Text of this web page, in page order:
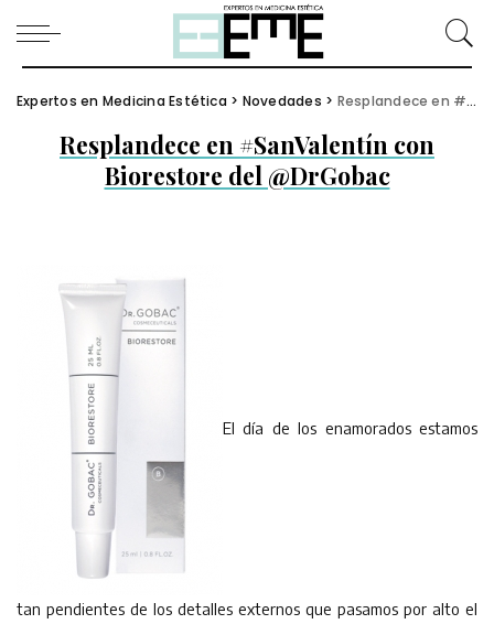
Expertos en Medicina Estética > Novedades > Resplandece en #SanValentín con Biorestore del @DrGobac
Resplandece en #SanValentín con
Biorestore del @DrGobac
El día de los enamorados estamos
tan pendientes de los detalles externos que pasamos por alto el